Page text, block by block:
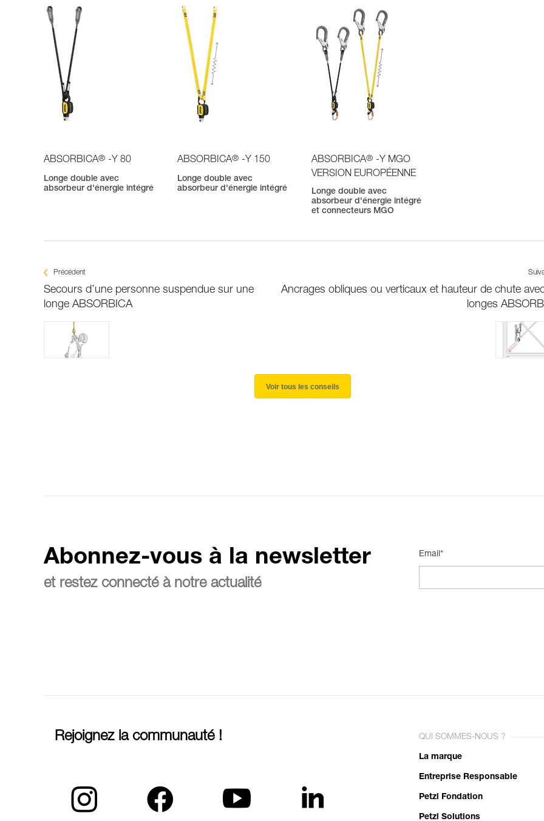
ABSORBICA® -Y 80
Longe double avec
absorbeur d'énergie intégré
ABSORBICA® -Y 150
Longe double avec
absorbeur d'énergie intégré
ABSORBICA® -Y MGO
VERSION EUROPÉENNE
Longe double avec
absorbeur d'énergie intégré
et connecteurs MGO
Précédent
Secours d’une personne suspendue sur une
longe ABSORBICA
Ancrages obliques ou verticaux et hauteur de chute
longes
Voir tous les conseils
Abonnez-vous à la newsletter
et restez connecté à notre actualité
Email*
Rejoignez la communauté ! QUI SOMMES-NOUS ?
La marque
Entreprise Responsable
Petzl Fondation
Petzl Solutions